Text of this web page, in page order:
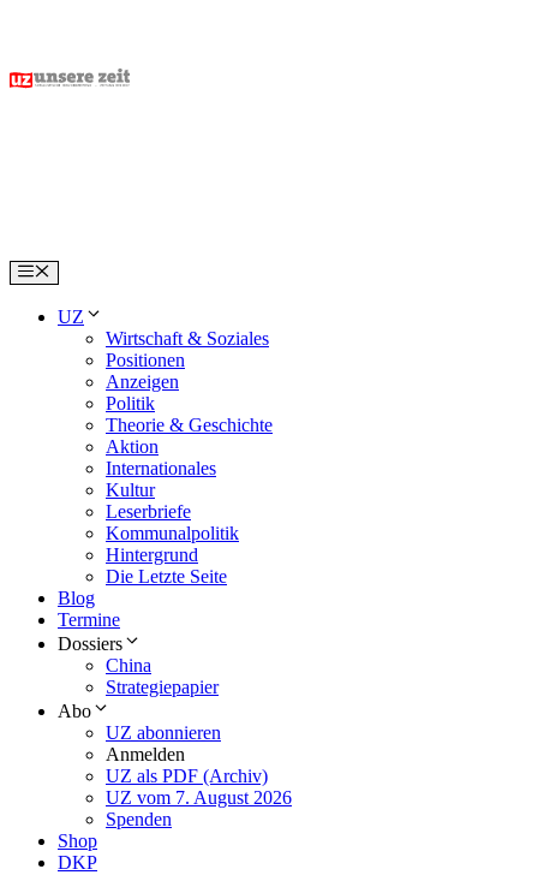
content
Menu
UZ
Wirtschaft & Soziales
Positionen
Anzeigen
Politik
Theorie & Geschichte
Aktion
Internationales
Kultur
Leserbriefe
Kommunalpolitik
Hintergrund
Die Letzte Seite
Blog
Termine
Dossiers
China
Strategiepapier
Abo
UZ abonnieren
Anmelden
UZ als PDF (Archiv)
UZ vom 7. August 2026
Spenden
Shop
DKP